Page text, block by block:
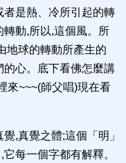
是熱、冷所引起的轉
動,所以,這個風。所
地球的轉動所產生的
的心。底下看佛怎麼講
來~~~(師父唱)現在看
,真覺之體;這個「明」
每一個字都有解釋。